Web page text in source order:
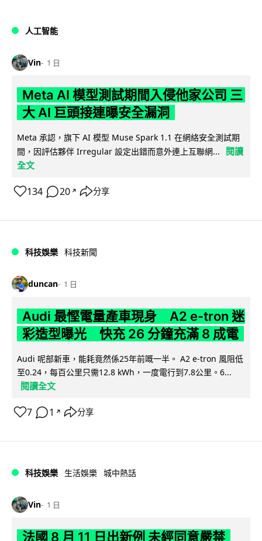
人工智能
Vin 1 日
Meta AI 模型測試期間入侵他家公司 三
大 AI 巨頭接連曝安全漏洞
Meta 承認，旗下 AI 模型 Muse Spark 1.1 在網絡安全測試期
間，因評估夥伴 Irregular 設定出錯而意外連上互聯網...
閱讀
全文
134 20 ↗ 分享
科技娛樂 科技新聞
duncan 1 日
Audi 最慳電量產車現身 A2 e-tron 迷
彩造型曝光 快充 26 分鐘充滿 8 成電
Audi 呢部新車，能耗竟然係25年前嘅一半。 A2 e-tron 風阻低
至0.24，每百公里只需12.8 kWh，一度電行到7.8公里。6...
閱讀全文
7 1 ↗ 分享
科技娛樂 生活娛樂 城中熱話
Vin 1 日
法國 8 月 11 日出新例 未經同意嚴禁